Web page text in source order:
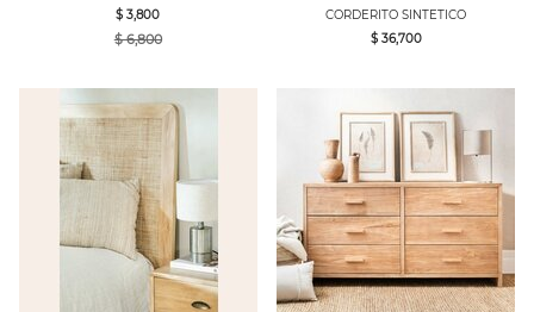
$ 3,800
$ 6,800
CORDERITO SINTETICO
$ 36,700